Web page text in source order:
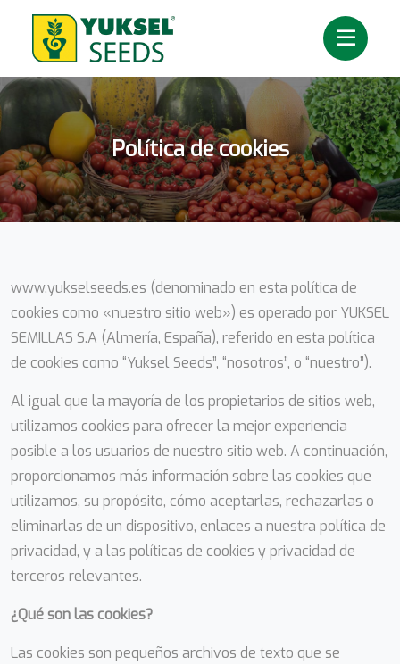
Política de cookies
www.yukselseeds.es (denominado en esta política de
cookies como «nuestro sitio web») es operado por YUKSEL
SEMILLAS S.A (Almería, España), referido en esta política
de cookies como “Yuksel Seeds”, “nosotros”, o “nuestro”).
Al igual que la mayoría de los propietarios de sitios web,
utilizamos cookies para ofrecer la mejor experiencia
posible a los usuarios de nuestro sitio web. A continuación,
proporcionamos más información sobre las cookies que
utilizamos, su propósito, cómo aceptarlas, rechazarlas o
eliminarlas de un dispositivo, enlaces a nuestra política de
privacidad, y a las políticas de cookies y privacidad de
terceros relevantes.
¿Qué son las cookies?
Las cookies son pequeños archivos de texto que se